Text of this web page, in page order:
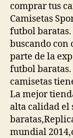
comprar tus
Camisetas
futbol
buscando con
parte de la
futbol
camisetas
La mejor
alta calidad el
mundial